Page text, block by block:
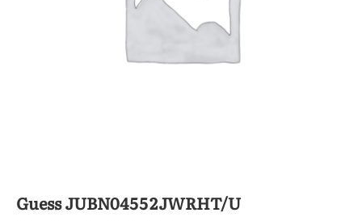
Guess JUBN04552JWRHT/U